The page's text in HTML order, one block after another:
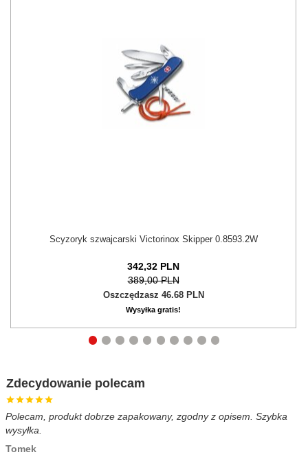
Scyzoryk szwajcarski Victorinox Skipper 0.8593.2W
342,32 PLN
389,00 PLN
Oszczędzasz 46.68 PLN
Wysyłka gratis!
Zdecydowanie polecam
Polecam, produkt dobrze zapakowany, zgodny z opisem. Szybka
wysyłka.
Tomek